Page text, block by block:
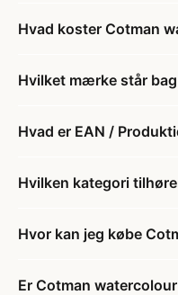
Hvad koster Cotman
Hvilket mærke står
Hvad er EAN /
Hvilken kategori
Hvor kan jeg købe
Er Cotman